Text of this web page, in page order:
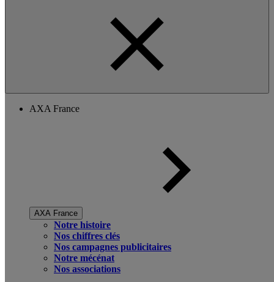
AXA France
AXA France
Notre histoire
Nos chiffres clés
Nos campagnes publicitaires
Notre mécénat
Nos associations